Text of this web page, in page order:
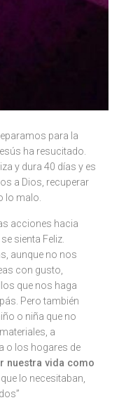
para la
ha resucitado.
y dura 40 días y es
a Dios, recuperar
lo malo.
acciones hacia
sienta Feliz.
aunque no nos
con gusto,
que nos haga
Pero también
o niña que no
a
o los hogares de
nuestra vida como
lo necesitaban,